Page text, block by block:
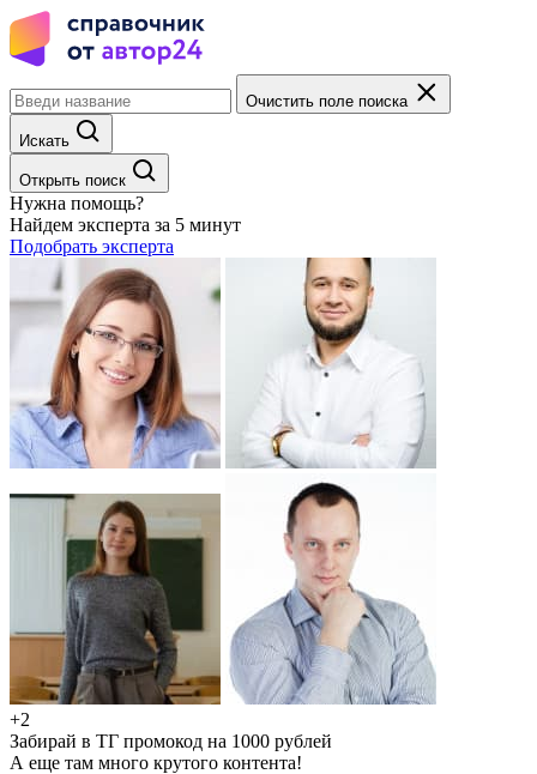
Очистить поле поиска
Искать
Открыть поиск
Нужна помощь?
Найдем эксперта за 5 минут
Подобрать эксперта
+2
Забирай в ТГ промокод на 1000 рублей
А еще там много крутого контента!